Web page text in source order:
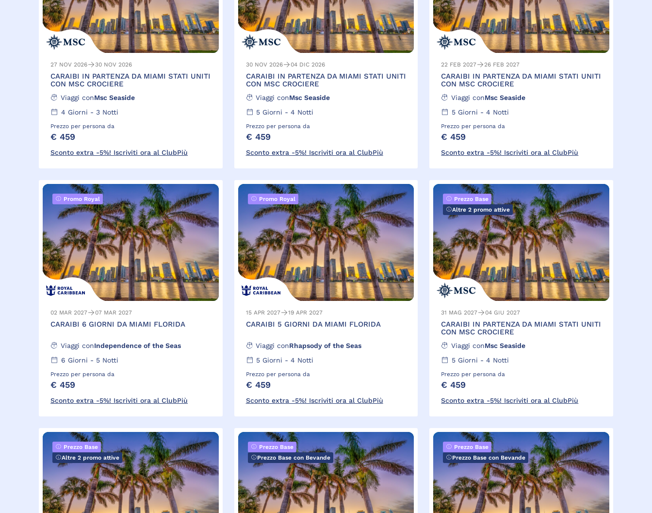
27 NOV 2026 30 NOV 2026
CARAIBI IN PARTENZA DA MIAMI STATI UNITI
CON MSC CROCIERE
Viaggi conMsc Seaside
4 Giorni - 3Notti
Prezzo per persona da
€ 459
Sconto extra -5%! Iscriviti ora al ClubPiù
30 NOV 2026 04 DIC 2026
CARAIBI IN PARTENZA DA MIAMI STATI UNITI
CON MSC CROCIERE
Viaggi conMsc Seaside
5 Giorni -4 Notti
Prezzo per persona da
€ 459
Sconto extra -5%! Iscriviti ora al ClubPiù
22 FEB 2027 26 FEB 2027
CARAIBI IN PARTENZA DA MIAMI STATI UNITI
CON MSC CROCIERE
Viaggi conMsc Seaside
5Giorni - 4 Notti
Prezzo per persona da
€ 459
Sconto extra -5%! Iscriviti ora al ClubPiù
Promo Royal
02 MAR 2027 07 MAR 2027
CARAIBI 6 GIORNI DA MIAMI FLORIDA
Viaggi conIndependence of the Seas
6 Giorni - 5Notti
Prezzo per persona da
€ 459
Sconto extra -5%! Iscriviti ora al ClubPiù
Promo Royal
15 APR 2027 19 APR 2027
CARAIBI 5 GIORNI DA MIAMI FLORIDA
Viaggi conRhapsody of the Seas
5 Giorni -4 Notti
Prezzo per persona da
€ 459
Sconto extra -5%! Iscriviti ora al ClubPiù
Prezzo Base
Altre 2 promo attive
31 MAG 2027 04 GIU 2027
CARAIBI IN PARTENZA DA MIAMI STATI UNITI
CON MSC CROCIERE
Viaggi conMsc Seaside
5Giorni - 4 Notti
Prezzo per persona da
€ 459
Sconto extra -5%! Iscriviti ora al ClubPiù
Prezzo Base
Altre 2 promo attive
Prezzo Base
Prezzo Base con Bevande
Prezzo Base
Prezzo Base con Bevande